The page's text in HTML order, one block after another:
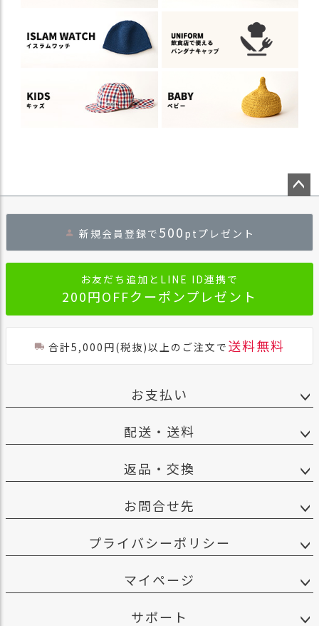
へ
新規会員登録で 500 ptプレゼント
お友だち追加とLINE ID連携で
200円OFFクーポンプレゼント
合計5,000円(税抜)以上のご注文で 送料無料
お支払い
配送・送料
返品・交換
お問合せ先
プライバシーポリシー
マイページ
サポート